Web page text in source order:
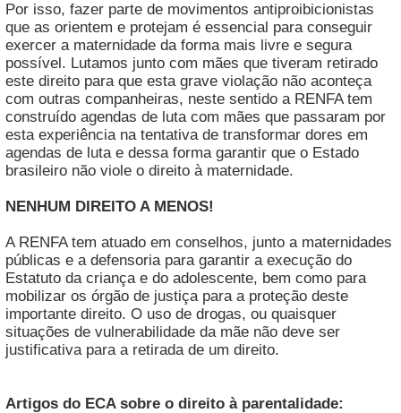
Por isso, fazer parte de movimentos antiproibicionistas
que as orientem e protejam é essencial para conseguir
exercer a maternidade da forma mais livre e segura
possível. Lutamos junto com mães que tiveram retirado
este direito para que esta grave violação não aconteça
com outras companheiras, neste sentido a RENFA tem
construído agendas de luta com mães que passaram por
esta experiência na tentativa de transformar dores em
agendas de luta e dessa forma garantir que o Estado
brasileiro não viole o direito à maternidade.
NENHUM DIREITO A MENOS!
A RENFA tem atuado em conselhos, junto a maternidades
públicas e a defensoria para garantir a execução do
Estatuto da criança e do adolescente, bem como para
mobilizar os órgão de justiça para a proteção deste
importante direito. O uso de drogas, ou quaisquer
situações de vulnerabilidade da mãe não deve ser
justificativa para a retirada de um direito.
Artigos do ECA sobre o direito à parentalidade: